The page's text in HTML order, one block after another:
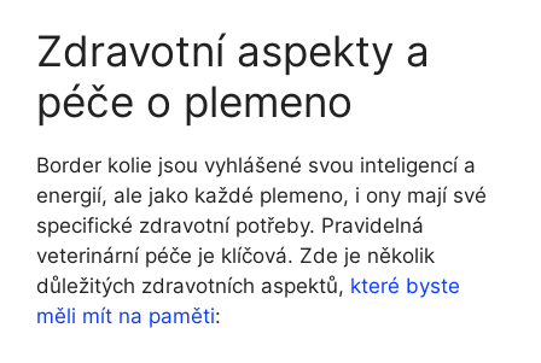
Zdravotní aspekty a
péče o plemeno
Border kolie jsou vyhlášené svou inteligencí a
energií, ale jako každé plemeno, i ony mají své
specifické zdravotní potřeby. Pravidelná
veterinární péče je klíčová. Zde je několik
důležitých zdravotních aspektů, které byste
měli mít na paměti: